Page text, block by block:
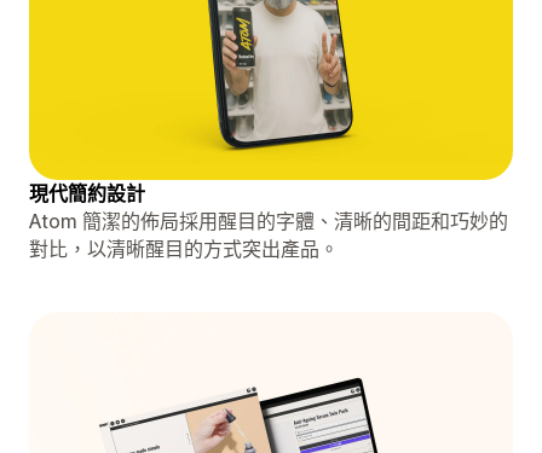
現代簡約設計
Atom 簡潔的佈局採用醒目的字體、清晰的間距和巧妙的
對比，以清晰醒目的方式突出產品。